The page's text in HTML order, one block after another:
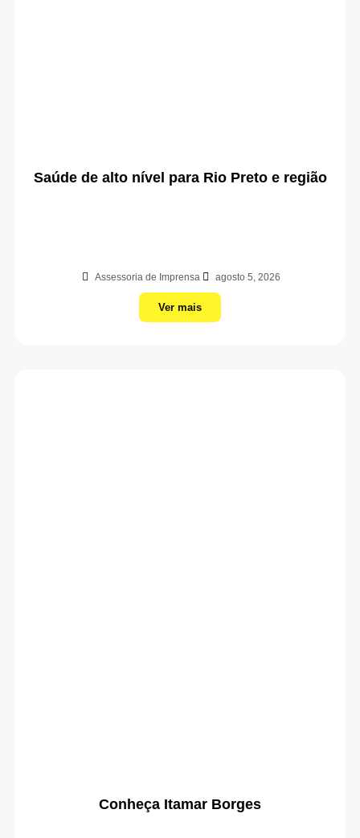
Saúde de alto nível para Rio Preto e região
Assessoria de Imprensa agosto 5, 2026
Ver mais
Conheça Itamar Borges